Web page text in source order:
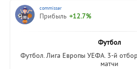
commissar
Прибыль +12.7%
Футбол
Футбол. Лига Европы УЕФА. 3-й
матчи